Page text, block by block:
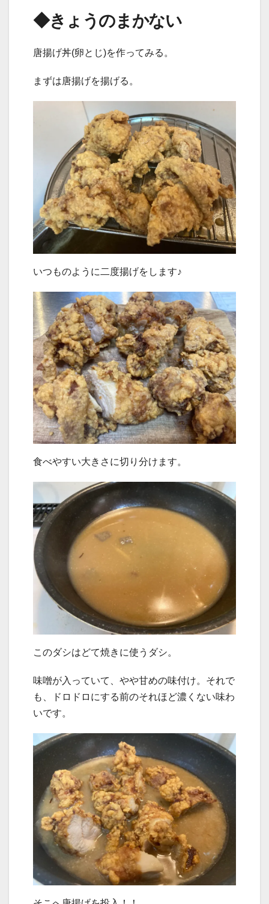
◆きょうのまかない
唐揚げ丼(卵とじ)を作ってみる。
まずは唐揚げを揚げる。
いつものように二度揚げをします♪
食べやすい大きさに切り分けます。
このダシはどて焼きに使うダシ。
味噌が入っていて、やや甘めの味付け。それで
も、ドロドロにする前のそれほど濃くない味わ
いです。